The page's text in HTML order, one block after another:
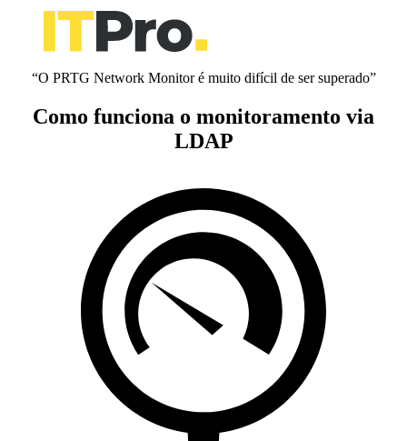
“O PRTG Network Monitor é muito difícil de ser superado”
Como funciona o monitoramento via
LDAP